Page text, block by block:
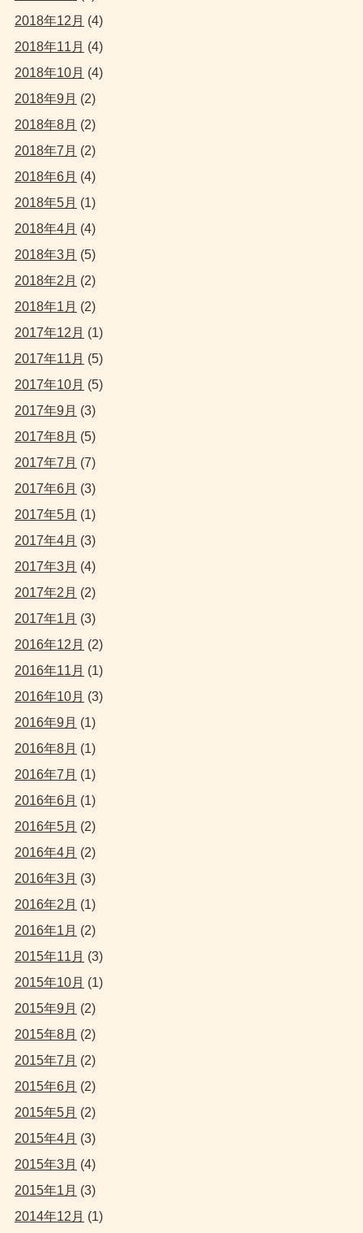
2018年12月 (4)
2018年11月 (4)
2018年10月 (4)
2018年9月 (2)
2018年8月 (2)
2018年7月 (2)
2018年6月 (4)
2018年5月 (1)
2018年4月 (4)
2018年3月 (5)
2018年2月 (2)
2018年1月 (2)
2017年12月 (1)
2017年11月 (5)
2017年10月 (5)
2017年9月 (3)
2017年8月 (5)
2017年7月 (7)
2017年6月 (3)
2017年5月 (1)
2017年4月 (3)
2017年3月 (4)
2017年2月 (2)
2017年1月 (3)
2016年12月 (2)
2016年11月 (1)
2016年10月 (3)
2016年9月 (1)
2016年8月 (1)
2016年7月 (1)
2016年6月 (1)
2016年5月 (2)
2016年4月 (2)
2016年3月 (3)
2016年2月 (1)
2016年1月 (2)
2015年11月 (3)
2015年10月 (1)
2015年9月 (2)
2015年8月 (2)
2015年7月 (2)
2015年6月 (2)
2015年5月 (2)
2015年4月 (3)
2015年3月 (4)
2015年1月 (3)
2014年12月 (1)